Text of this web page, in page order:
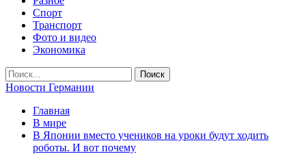
Спорт
Транспорт
Фото и видео
Экономика
Новости Германии
Главная
В мире
В Японии вместо учеников на уроки будут ходить
роботы. И вот почему